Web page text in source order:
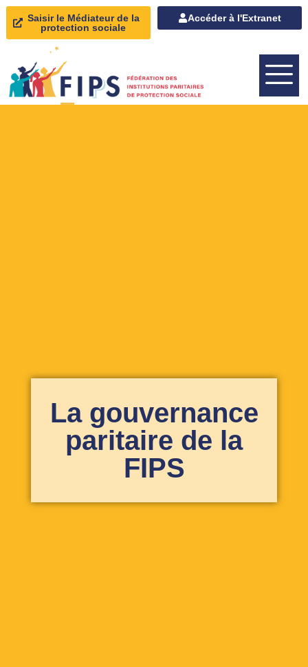
Saisir le Médiateur de la
protection sociale
Accéder à l'Extranet
La gouvernance
paritaire de la
FIPS